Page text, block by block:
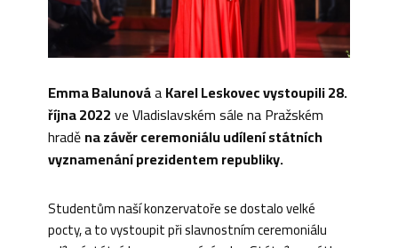
Emma BalunováaKarel Leskovec vystoupili 28.
října 2022ve Vladislavském sále na Pražském
hraděna závěr ceremoniálu udílení státních
vyznamenání prezidentem republiky.
Studentům naší konzervatoře se dostalo velké
pocty, a to vystoupit při slavnostním ceremoniálu